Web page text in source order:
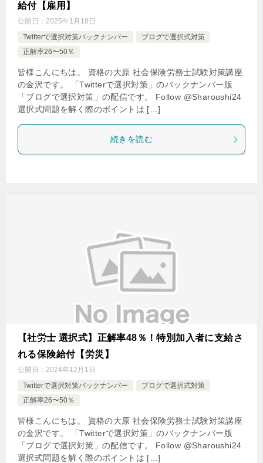
給付【雇用】
公開日： 2025年1月18日
Twitterで選択対策バックナンバー
ブログで選択式対策
正解率26〜50％
皆様こんにちは。 資格の大原 社会保険労務士試験対策講座
の金沢です。 「Twitterで選択対策」のバックナンバー版
「ブログで選択対策」の配信です。 Follow @Sharoushi24
選択式問題を解く際のポイントは […]
続きを読む
【社労士 選択式】正解率48％！特別加入者に支給さ
れる保険給付【労災】
公開日： 2024年12月1日
Twitterで選択対策バックナンバー
ブログで選択式対策
正解率26〜50％
皆様こんにちは。 資格の大原 社会保険労務士試験対策講座
の金沢です。 「Twitterで選択対策」のバックナンバー版
「ブログで選択対策」の配信です。 Follow @Sharoushi24
選択式問題を解く際のポイントは […]